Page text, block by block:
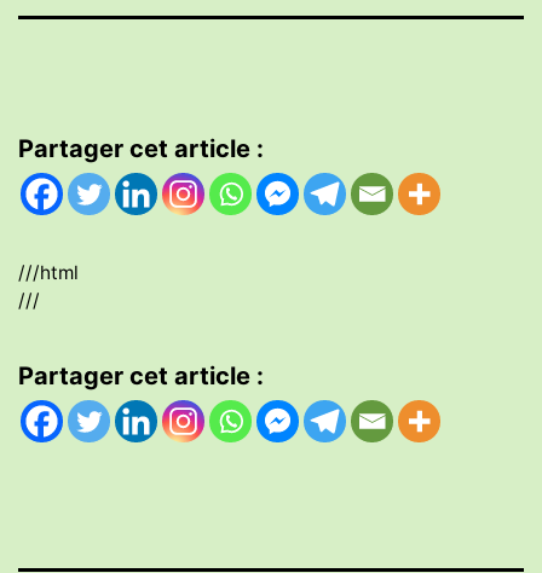
Partager cet article :
///html
///
Partager cet article :